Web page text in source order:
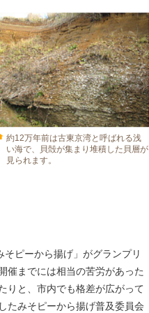
約12万年前は古東京湾と呼ばれる浅
い海で、貝殻が集まり堆積した貝層が
見られます。
そピーから揚げ」がグランプリ
催までには相当の苦労があった
りと、市内でも格差が広がって
たみそピーから揚げ普及委員会